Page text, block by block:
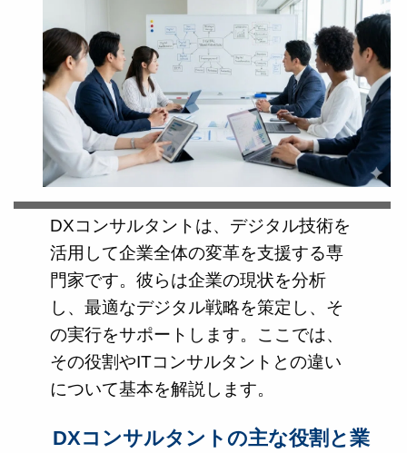
DXコンサルタントは、デジタル技術を
活用して企業全体の変革を支援する専
門家です。彼らは企業の現状を分析
し、最適なデジタル戦略を策定し、そ
の実行をサポートします。ここでは、
その役割やITコンサルタントとの違い
について基本を解説します。
DXコンサルタントの主な役割と業